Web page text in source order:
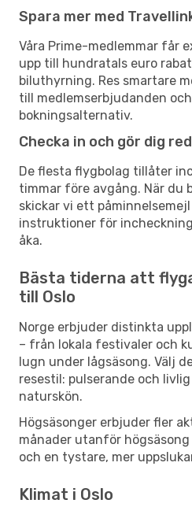
Spara mer med
Våra Prime-medlemmar får
upp till hundratals euro
biluthyrning. Res smartare
till medlemserbjudanden
bokningsalternativ.
Checka in och gör dig
De flesta flygbolag tillåter
timmar före avgång. När du
skickar vi ett
instruktioner för
åka.
Bästa tiderna att
till Oslo
Norge erbjuder distinkta
– från lokala festivaler och
lugn under lågsäsong. Välj
resestil: pulserande och
naturskön.
Högsäsonger erbjuder fler
månader utanför
och en tystare, mer
Klimat i Oslo